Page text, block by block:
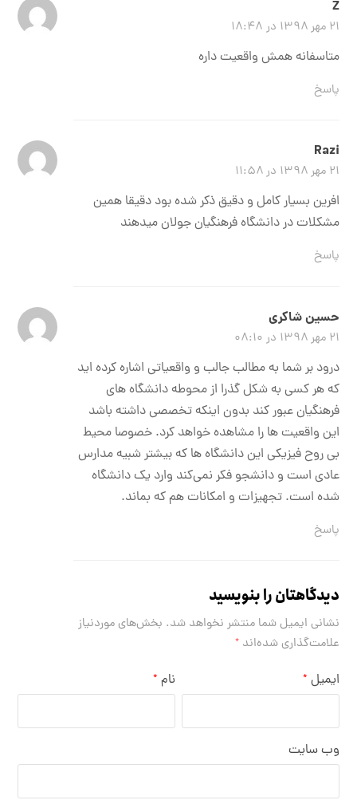
Z
۲۱ مهر ۱۳۹۸ در ۱۸:۴۸
متاسفانه همش واقعیت داره
پاسخ
Razi
۲۱ مهر ۱۳۹۸ در ۱۱:۵۸
افرین بسیار کامل و دقیق ذکر شده بود دقیقا همین
مشکلات در دانشگاه فرهنگیان جولان میدهند
پاسخ
حسین شاکری
۲۱ مهر ۱۳۹۸ در ۰۸:۱۰
درود بر شما به مطالب جالب و واقعیاتی اشاره کرده اید
که هر کسی به شکل گذرا از محوطه دانشگاه های
فرهنگیان عبور کند بدون اینکه تخصصی داشته باشد
این واقعیت ها را مشاهده خواهد کرد. خصوصا محیط
بی روح فیزیکی این دانشگاه ها که بیشتر شبیه مدارس
عادی است و دانشجو فکر نمی‌کند وارد یک دانشگاه
شده است. تجهیزات و امکانات هم که بماند.
پاسخ
دیدگاهتان را بنویسید
نشانی ایمیل شما منتشر نخواهد شد. بخش‌های موردنیاز
علامت‌گذاری شده‌اند*
نام * ایمیل *
وب‌ سایت